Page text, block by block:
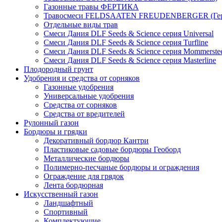
Газонные травы ФЕРТИКА
Травосмеси FELDSAATEN FREUDENBERGER
Отдельные виды трав
Смеси Дания DLF Seeds & Sciеnce серия Universal
Смеси Дания DLF Seeds & Sciеnce серия Turfline
Смеси Дания DLF Seeds & Sciеnce серия
Смеси Дания DLF Seeds & Sciеnce серия Masterline
Плодородный грунт
Удобрения и средства от сорняков
Газонные удобрения
Универсальные удобрения
Средства от сорняков
Средства от вредителей
Рулонный газон
Бордюры и грядки
Декоративный бордюр Кантри
Пластиковые садовые бордюры Геоборд
Металлические бордюры
Полимерно-песчаные бордюры и ограждения
Ограждение для грядок
Лента бордюрная
Искусственный газон
Ландшафтный
Спортивный